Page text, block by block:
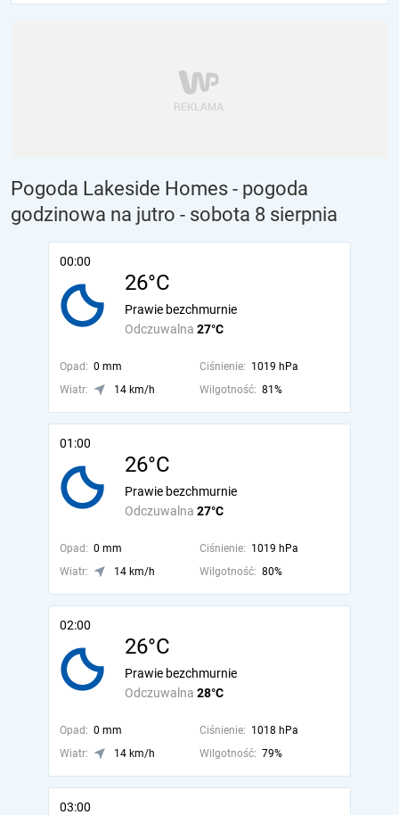
Pogoda Lakeside Homes - pogoda
godzinowa na jutro - sobota 8 sierpnia
00:00
26°C
Odczuwalna 27°C
Prawie bezchmurnie
Opad: 0 mm Ciśnienie: 1019 hPa
Wiatr:
14 km/h Wilgotność: 81%
01:00
26°C
Odczuwalna 27°C
Prawie bezchmurnie
Opad: 0 mm Ciśnienie: 1019 hPa
Wiatr:
14 km/h Wilgotność: 80%
02:00
26°C
Odczuwalna 28°C
Prawie bezchmurnie
Opad: 0 mm Ciśnienie: 1018 hPa
Wiatr:
14 km/h Wilgotność: 79%
03:00